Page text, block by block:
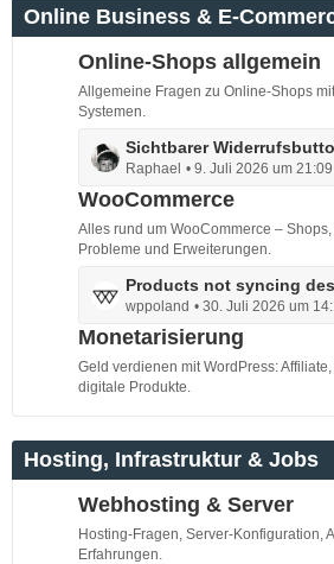
ä
e
e
B
e
i
r
g
e
Online Business & E-
Online-Shops allgemein
Allgemeine Fragen zu Online-Shops
Systemen.
L
e
t
t
B
i
t
r
e
Sichtbarer Widerrufsbutton mit der Bezeichnung
Raphael 9. Juli 2026 um 21:09
WooCommerce
Alles rund um WooCommerce –
Probleme und Erweiterungen.
e
t
t
e
i
t
ä
Products not syncing despite
wppoland 30. Juli 2026 um
Monetarisierung
Geld verdienen mit WordPress:
digitale Produkte.
Hosting, Infrastruktur & Jobs
Webhosting & Server
Hosting-Fragen, Server-Konfiguration,
Erfahrungen.